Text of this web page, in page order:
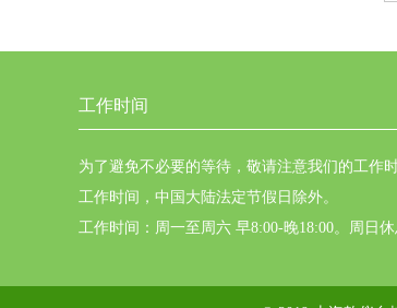
工作时间
为了避免不必要的等待，敬请注意我们的工作
工作时间，中国大陆法定节假日除外。
工作时间：周一至周六 早8:00-晚18:00。周日休